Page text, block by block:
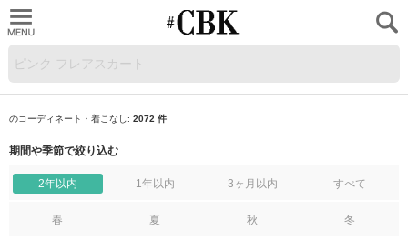
のコーディネート・着こなし: 2072 件
期間や季節で絞り込む
2年以内 1年以内 3ヶ月以内 すべて
春 夏 秋 冬